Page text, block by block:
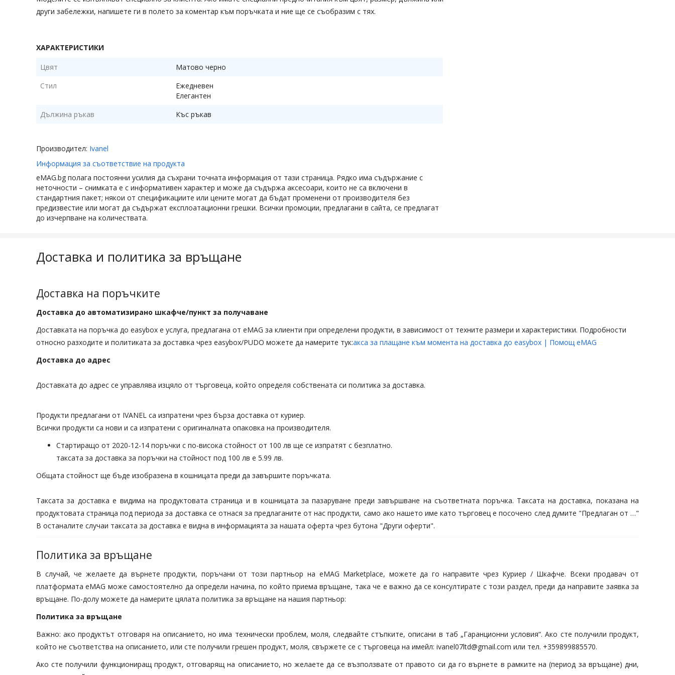
други забележки, напишете ги в полето за коментар към поръчката и ние ще се съобразим с тях.
ХАРАКТЕРИСТИКИ
Цвят
Матово черно
Стил
Ежедневен
Елегантен
Дължина ръкав
Къс ръкав
Производител: Ivanel
Информация за съответствие на продукта
eMAG.bg полага постоянни усилия да съхрани точната информация от тази страница. Рядко има съдържание с
неточности – снимката е с информативен характер и може да съдържа аксесоари, които не са включени в
стандартния пакет; някои от спецификациите или цените могат да бъдат променени от производителя без
предизвестие или могат да съдържат експлоатационни грешки. Всички промоции, предлагани в сайта, се предлагат
до изчерпване на количествата.
Доставка и политика за връщане
Доставка на поръчките
Доставка до автоматизирано шкафче/пункт за получаване
Доставката на поръчка до easybox е услуга, предлагана от eMAG за клиенти при определени продукти, в зависимост от техните размери и характеристики. Подробности
относно разходите и политиката за доставка чрез easybox/PUDO можете да намерите тук:акса за плащане към момента на доставка до easybox | Помощ eMAG
Доставка до адрес
Доставката до адрес се управлява изцяло от търговеца, който определя собствената си политика за доставка.
Продукти предлагани от IVANEL са изпратени чрез бърза доставка от куриер.
Всички продукти са нови и са изпратени с оригиналната опаковка на производителя.
Стартиращо от 2020-12-14 поръчки с по-висока стойност от 100 лв ще се изпратят с безплатно.
таксата за доставка за поръчки на стойност под 100 лв е 5.99 лв.
Общата стойност ще бъде изобразена в кошницата преди да завършите поръчката.
Таксата за доставка е видима на продуктовата страница и в кошницата за пазаруване преди завършване на съответната поръчка. Таксата на доставка, показана на
продуктовата страница под периода за доставка се отнася за предлаганите от нас продукти, само ако нашето име като търговец е посочено след думите "Предлаган от …"
В останалите случаи таксата за доставка е видна в информацията за нашата оферта чрез бутона "Други оферти".
Политика за връщане
В случай, че желаете да върнете продукти, поръчани от този партньор на eMAG Marketplace, можете да го направите чрез Куриер / Шкафче. Всеки продавач от
платформата eMAG може самостоятелно да определи начина, по който приема връщане, така че е важно да се консултирате с този раздел, преди да направите заявка за
връщане. По-долу можете да намерите цялата политика за връщане на нашия партньор:
Политика за връщане
Важно: ако продуктът отговаря на описанието, но има технически проблем, моля, следвайте стъпките, описани в таб „Гаранционни условия“. Ако сте получили продукт,
който не съответства на описанието, или сте получили грешен продукт, моля, свържете се с търговеца на имейл: ivanel07ltd@gmail.com или тел. +359899885570.
Ако сте получили функциониращ продукт, отговарящ на описанието, но желаете да се възползвате от правото си да го върнете в рамките на (период за връщане) дни,